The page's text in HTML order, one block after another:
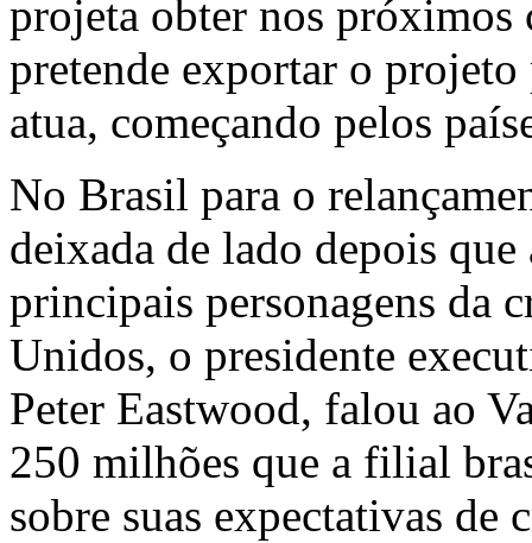
projeta obter nos próximos
pretende exportar o
atua, começando pelos
No Brasil para o
deixada de lado depois
principais personagens da
Unidos, o presidente
Peter Eastwood, falou ao
250 milhões que a filial
sobre suas expectativas de